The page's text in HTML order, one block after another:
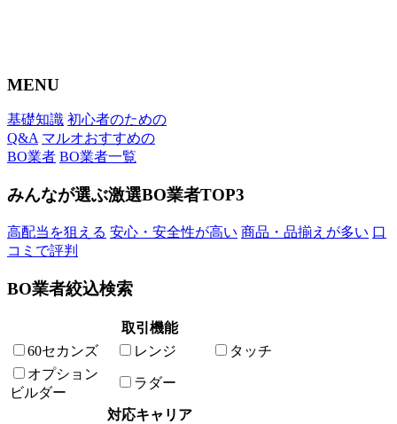
MENU
基礎知識 初心者のための
Q&A マルオおすすめの
BO業者 BO業者一覧
みんなが選ぶ激選BO業者TOP3
高配当を狙える 安心・安全性が高い 商品・品揃えが多い 口
コミで評判
BO業者絞込検索
取引機能
60セカンズ
レンジ
タッチ
オプション
ビルダー
ラダー
対応キャリア